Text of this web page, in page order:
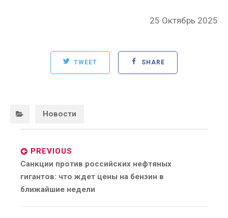
Posted
25 Октябрь 2025
TWEET SHARE
Новости
navigation
PREVIOUS
Previous
post:
Санкции против российских нефтяных
гигантов: что ждет цены на бензин в
ближайшие недели